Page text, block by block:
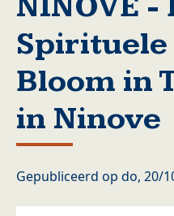
Spirituele
Bloom in
in Ninove
Gepubliceerd op do, 20/